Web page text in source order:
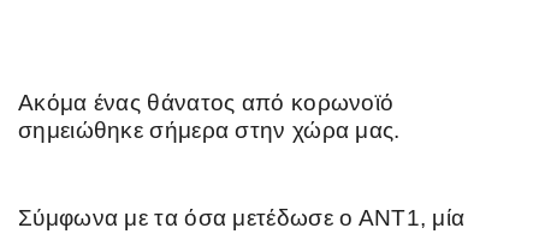
Ακόμα ένας θάνατος από κορωνοϊό
σημειώθηκε σήμερα στην χώρα μας.
Σύμφωνα με τα όσα μετέδωσε ο ΑΝΤ1, μία